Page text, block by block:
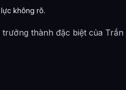
không rõ.
thành đặc biệt của